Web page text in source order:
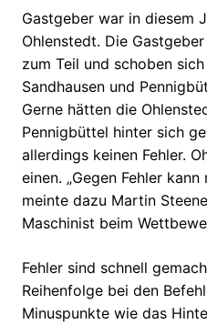
Gastgeber war in diesem
Ohlenstedt. Die
zum Teil und schoben
Sandhausen und
Gerne hätten die
Pennigbüttel hinter sich
allerdings keinen Fehler.
einen. „Gegen Fehler
meinte dazu Martin
Maschinist beim
Fehler sind schnell
Reihenfolge bei den
Minuspunkte wie das